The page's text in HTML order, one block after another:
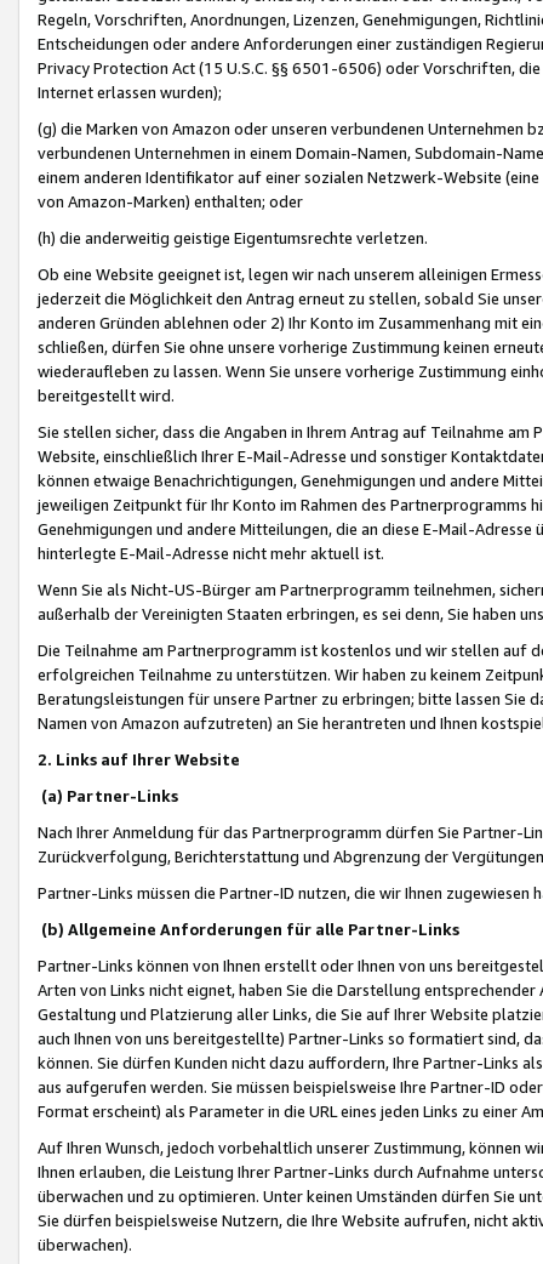
Regeln, Vorschriften, Anordnungen, Lizenzen, Genehmigungen,
Entscheidungen oder andere Anforderungen einer zuständigen
Privacy Protection Act (15 U.S.C. §§ 6501-6506) oder Vorschriften,
Internet erlassen wurden);
(g) die Marken von Amazon oder unseren verbundenen Unternehmen
verbundenen Unternehmen in einem Domain-Namen, Subdomain-
einem anderen Identifikator auf einer sozialen Netzwerk-Website
von Amazon-Marken) enthalten; oder
(h) die anderweitig geistige Eigentumsrechte verletzen.
Ob eine Website geeignet ist, legen wir nach unserem alleinigen
jederzeit die Möglichkeit den Antrag erneut zu stellen, sobald Sie
anderen Gründen ablehnen oder 2) Ihr Konto im Zusammenhang mit
schließen, dürfen Sie ohne unsere vorherige Zustimmung keinen
wiederaufleben zu lassen. Wenn Sie unsere vorherige Zustimmung
bereitgestellt wird.
Sie stellen sicher, dass die Angaben in Ihrem Antrag auf Teilnahme
Website, einschließlich Ihrer E-Mail-Adresse und sonstiger
können etwaige Benachrichtigungen, Genehmigungen und andere
jeweiligen Zeitpunkt für Ihr Konto im Rahmen des Partnerprogramms
Genehmigungen und andere Mitteilungen, die an diese E-Mail-
hinterlegte E-Mail-Adresse nicht mehr aktuell ist.
Wenn Sie als Nicht-US-Bürger am Partnerprogramm teilnehmen,
außerhalb der Vereinigten Staaten erbringen, es sei denn, Sie haben
Die Teilnahme am Partnerprogramm ist kostenlos und wir stellen auf
erfolgreichen Teilnahme zu unterstützen. Wir haben zu keinem
Beratungsleistungen für unsere Partner zu erbringen; bitte lassen Sie
Namen von Amazon aufzutreten) an Sie herantreten und Ihnen
2. Links auf Ihrer Website
(a) Partner-Links
Nach Ihrer Anmeldung für das Partnerprogramm dürfen Sie Partner-
Zurückverfolgung, Berichterstattung und Abgrenzung der
Partner-Links müssen die Partner-ID nutzen, die wir Ihnen zugewiesen
(b) Allgemeine Anforderungen für alle Partner-Links
Partner-Links können von Ihnen erstellt oder Ihnen von uns
Arten von Links nicht eignet, haben Sie die Darstellung
Gestaltung und Platzierung aller Links, die Sie auf Ihrer Website
auch Ihnen von uns bereitgestellte) Partner-Links so formatiert sind,
können. Sie dürfen Kunden nicht dazu auffordern, Ihre Partner-Links
aus aufgerufen werden. Sie müssen beispielsweise Ihre Partner-ID
Format erscheint) als Parameter in die URL eines jeden Links zu einer
Auf Ihren Wunsch, jedoch vorbehaltlich unserer Zustimmung, können
Ihnen erlauben, die Leistung Ihrer Partner-Links durch Aufnahme
überwachen und zu optimieren. Unter keinen Umständen dürfen Sie
Sie dürfen beispielsweise Nutzern, die Ihre Website aufrufen, nicht
überwachen).